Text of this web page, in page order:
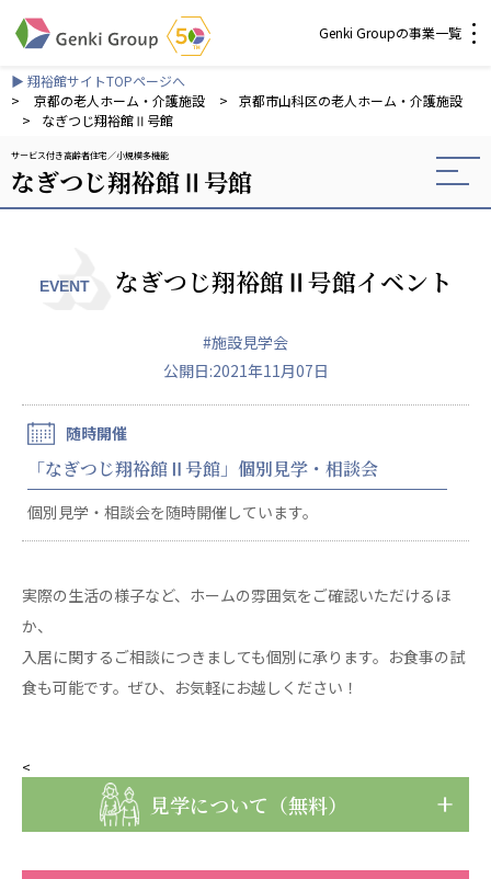
Genki Groupの事業一覧
介護・福祉
社会福祉法人 元気村グループ
社会福祉法人元気村
社会福祉法人長寿の森
株式会社 サンガジャパン
株式会社日本遮蔽技研
サンガ共同組合
株式会社Genkiリレーションズ
一般社団法人 日本高齢者福祉協会
日本高齢者福祉協会
爽やかな風 中部エリア
鷹揚館
社会福祉法人 共生会
特別養護老人ホーム 共生の家
株式会社 爽やかな風九州
爽やかな風九州
株式会社 七星
七星
▶ 翔裕館サイトTOPページへ
>
京都の老人ホーム・介護施設 >
京都市山科区の老人ホーム・介護施設
>
なぎつじ翔裕館Ⅱ号館
サービス付き高齢者住宅 小規模多機能
なぎつじ翔裕館Ⅱ号館
EVENT なぎつじ翔裕館Ⅱ号館イベント
#施設見学会
公開日:2021年11月07日
随時開催
「なぎつじ翔裕館Ⅱ号館」個別見学・相談会
個別見学・相談会を随時開催しています。
実際の生活の様子など、ホームの雰囲気をご確認いただけるほ
か、
入居に関するご相談につきましても個別に承ります。お食事の試
食も可能です。ぜひ、お気軽にお越しください！
<
見学について（無料）